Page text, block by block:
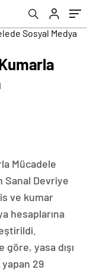
Mücadele
Sanal Devriye
ve kumar
hesaplarına
yasa dışı
29